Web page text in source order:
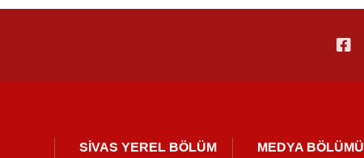
SİVAS YEREL BÖLÜM MEDYA BÖLÜMÜ